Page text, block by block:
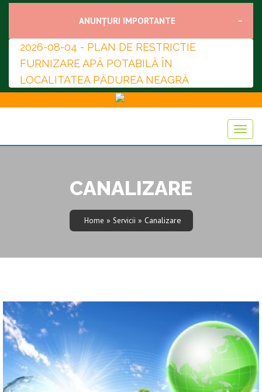
ANUNȚURI IMPORTANTE
2026-08-04 - PLAN DE RESTRICTIE
FURNIZARE APĂ POTABILĂ ÎN
LOCALITATEA PĂDUREA NEAGRĂ
CANALIZARE
Home » Servicii » Canalizare